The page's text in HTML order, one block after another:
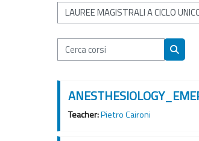
Categorie di corso
Cerca corsi
Cerca
Teacher:Pietro Caironi